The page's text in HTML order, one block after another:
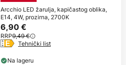
Arcchio LED žarulja, kapičastog oblika,
E14, 4W, prozirna, 2700K
6,90 €
RRP9,49 €
Tehnički list
Na lageru